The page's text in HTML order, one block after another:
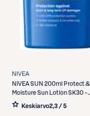
NIVEA
NIVEASUN 200ml Protect &
Moisture Sun Lotion SK30 -
aurinkosuojavoide
Keskiarvo2,3 / 5